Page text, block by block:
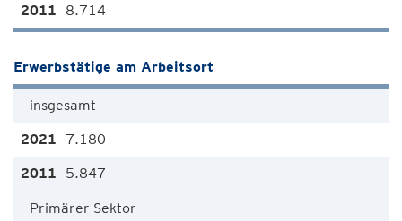
8.714
Erwerbstätige am Arbeitsort
insgesamt
7.180
5.847
Primärer Sektor